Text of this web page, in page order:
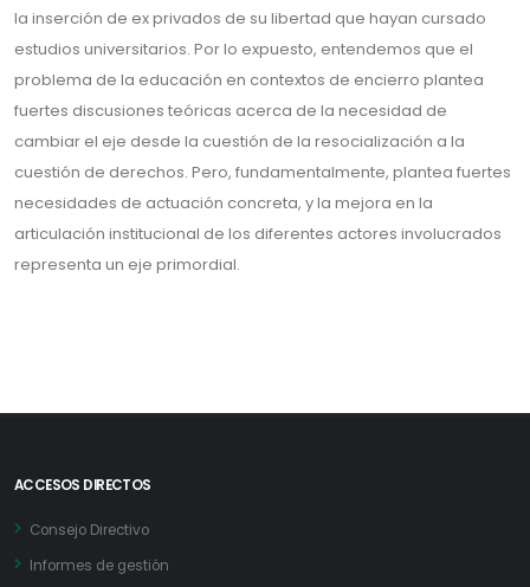
la inserción de ex privados de su libertad que hayan cursado
estudios universitarios. Por lo expuesto, entendemos que el
problema de la educación en contextos de encierro plantea
fuertes discusiones teóricas acerca de la necesidad de
cambiar el eje desde la cuestión de la resocialización a la
cuestión de derechos. Pero, fundamentalmente, plantea fuertes
necesidades de actuación concreta, y la mejora en la
articulación institucional de los diferentes actores involucrados
representa un eje primordial.
ACCESOS DIRECTOS
Consejo Directivo
Informes de gestión